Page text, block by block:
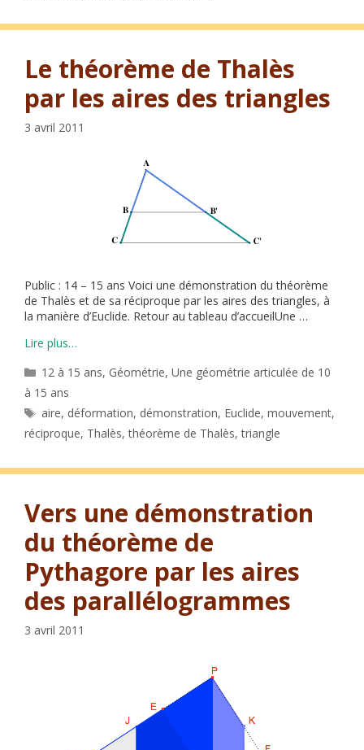
Le théorème de Thalès
par les aires des triangles
3 avril 2011
Public : 14 – 15 ans Voici une démonstration du théorème
de Thalès et de sa réciproque par les aires des triangles, à
la manière d’Euclide. Retour au tableau d’accueilUne …
Lire plus…
Catégories
12 à 15 ans, Géométrie,Une géométrie articulée de 10
à 15 ans
Étiquettes
aire, déformation, démonstration, Euclide,mouvement,
réciproque, Thalès,théorème de Thalès,triangle
Vers une démonstration
du théorème de
Pythagore par les aires
des parallélogrammes
3 avril 2011